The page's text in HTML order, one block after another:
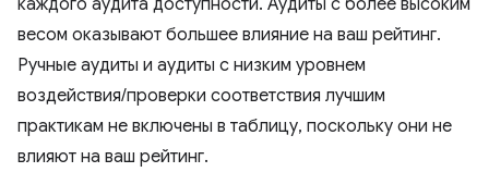
каждого аудита доступности. Аудиты с более высоким
весом оказывают большее влияние на ваш рейтинг.
Ручные аудиты и аудиты с низким уровнем
воздействия/проверки соответствия лучшим
практикам не включены в таблицу, поскольку они не
влияют на ваш рейтинг.